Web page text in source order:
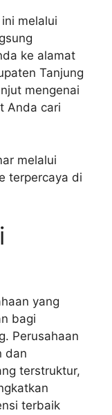
melalui
ke alamat
Tanjung
mengenai
Anda cari
melalui
terpercaya di
yang
bagi
Perusahaan
dan
terstruktur,
terbaik